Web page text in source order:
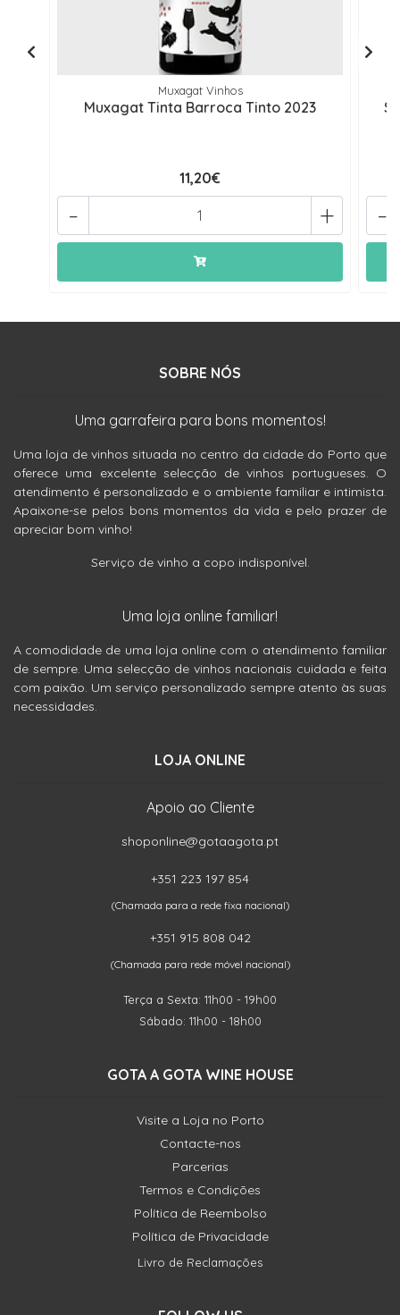
Muxagat Vinhos
Muxagat Tinta Barroca Tinto 2023
11,20€
+
- -
SOBRE NÓS
Uma garrafeira para bons momentos!
Uma loja de vinhos situada no centro da cidade do Porto que
oferece uma excelente selecção de vinhos portugueses. O
atendimento é personalizado e o ambiente familiar e intimista.
Apaixone-se pelos bons momentos da vida e pelo prazer de
apreciar bom vinho!
Serviço de vinho a copo indisponível.
Uma loja online familiar!
A comodidade de uma loja online com o atendimento familiar
de sempre. Uma selecção de vinhos nacionais cuidada e feita
com paixão. Um serviço personalizado sempre atento às suas
necessidades.
LOJA ONLINE
Apoio ao Cliente
shoponline@gotaagota.pt
+351 223 197 854
(Chamada para a rede fixa nacional)
+351 915 808 042
(Chamada para rede móvel nacional)
Terça a Sexta: 11h00 - 19h00
Sábado: 11h00 - 18h00
GOTA A GOTA WINE HOUSE
Visite a Loja no Porto
Contacte-nos
Parcerias
Termos e Condições
Política de Reembolso
Política de Privacidade
Livro de Reclamações